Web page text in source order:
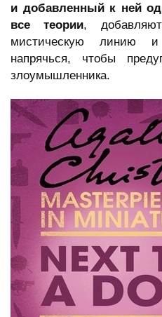
и добавленный к ней
все теории,
мистическую линию и
напрячься, чтобы
злоумышленника.